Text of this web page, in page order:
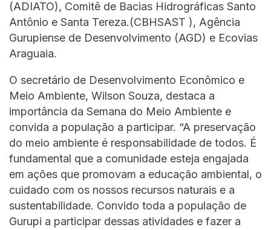
(ADIATO), Comitê de Bacias Hidrográficas Santo
Antônio e Santa Tereza.(CBHSAST ), Agência
Gurupiense de Desenvolvimento (AGD) e Ecovias
Araguaia.
O secretário de Desenvolvimento Econômico e
Meio Ambiente, Wilson Souza, destaca a
importância da Semana do Meio Ambiente e
convida a população a participar. “A preservação
do meio ambiente é responsabilidade de todos. É
fundamental que a comunidade esteja engajada
em ações que promovam a educação ambiental, o
cuidado com os nossos recursos naturais e a
sustentabilidade. Convido toda a população de
Gurupi a participar dessas atividades e fazer a